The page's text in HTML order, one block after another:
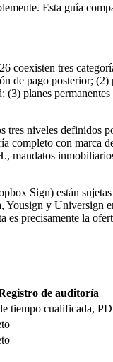
Esta guía
coexisten tres
de pago posterior;
planes
tres niveles
con marca
mandatos
Sign) están
y Universign
precisamente la
de auditoría
tiempo cualificada,